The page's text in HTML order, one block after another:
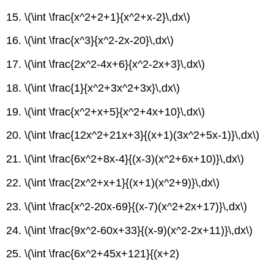
15.\(\int \frac{x^2+2+1}{x^2+x-2}\,dx\)
16.\(\int \frac{x^3}{x^2-2x-20}\,dx\)
17.\(\int \frac{2x^2-4x+6}{x^2-2x+3}\,dx\)
18.\(\int \frac{1}{x^2+3x^2+3x}\,dx\)
19.\(\int \frac{x^2+x+5}{x^2+4x+10}\,dx\)
20.\(\int \frac{12x^2+21x+3}{(x+1)(3x^2+5x-1)}\,dx\)
21.\(\int \frac{6x^2+8x-4}{(x-3)(x^2+6x+10)}\,dx\)
22.\(\int \frac{2x^2+x+1}{(x+1)(x^2+9)}\,dx\)
23.\(\int \frac{x^2-20x-69}{(x-7)(x^2+2x+17)}\,dx\)
24.\(\int \frac{9x^2-60x+33}{(x-9)(x^2-2x+11)}\,dx\)
25.\(\int \frac{6x^2+45x+121}{(x+2)